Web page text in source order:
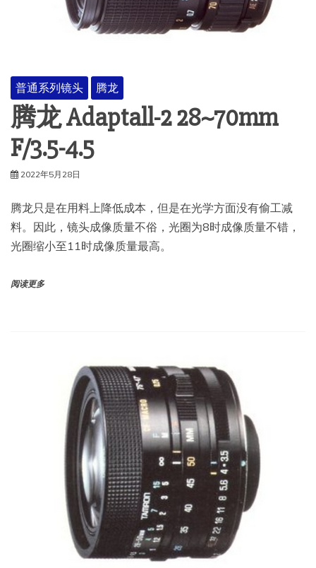
普通系列镜头 腾龙
腾龙 Adaptall-2 28~70mm
F/3.5-4.5
2022年5月28日
腾龙只是在用料上降低成本，但是在光学方面没有偷工减
料。因此，镜头成像质量不俗，光圈为8时成像质量不错，
光圈缩小至11时成像质量最高。
阅读更多